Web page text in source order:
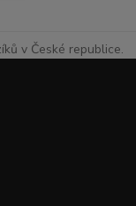
v České republice.